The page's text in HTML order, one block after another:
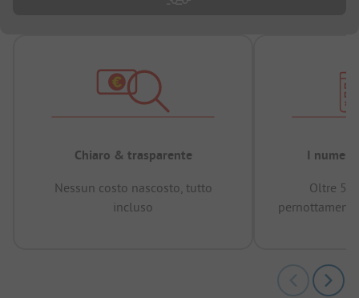
Chiaro & trasparente
Nessun costo nascosto, tutto
incluso
I numeri
Oltre